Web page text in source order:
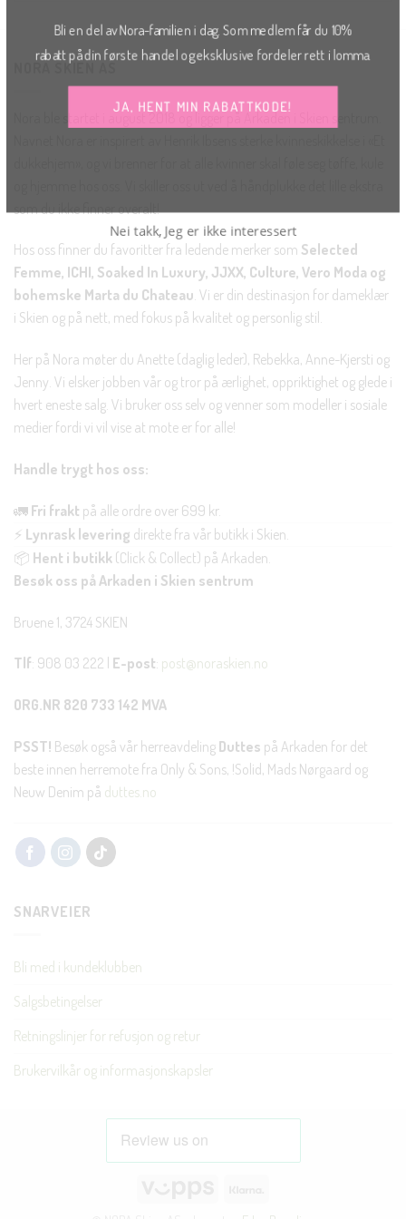
NORA SKIEN AS
Nora ble startet i august 2018 og ligger på Arkaden i Skien sentrum.
som du ikke finner overalt!
Hos oss finner du favoritter fra ledende merker som Selected
Femme, ICHI, Soaked In Luxury, JJXX, Culture, Vero Moda og
bohemske Marta du Chateau. Vi er din destinasjon for dameklær
i Skien og på nett, med fokus på kvalitet og personlig stil.
Her på Nora møter du Anette (daglig leder), Rebekka, Anne-Kjersti og
Jenny. Vi elsker jobben vår og tror på ærlighet, oppriktighet og glede i
hvert eneste salg. Vi bruker oss selv og venner som modeller i sosiale
medier fordi vi vil vise at mote er for alle!
Handle trygt hos oss:
🚛 Fri frakt på alle ordre over 699 kr.
⚡ Lynrask levering direkte fra vår butikk i Skien.
📦 Hent i butikk (Click & Collect) på Arkaden.
Besøk oss på Arkaden i Skien sentrum
Bruene 1, 3724 SKIEN
Tlf: 908 03 222 | E-post: post@noraskien.no
ORG.NR 820 733 142 MVA
PSST! Besøk også vår herreavdeling Duttes på Arkaden for det
beste innen herremote fra Only & Sons, !Solid, Mads Nørgaard og
Neuw Denim på duttes.no
SNARVEIER
Bli med i kundeklubben
Salgsbetingelser
Retningslinjer for refusjon og retur
Brukervilkår og informasjonskapsler
Bli en del av Nora-familien i dag. Som medlem får du 10%
rabatt på din første handel og eksklusive fordeler rett i lomma.
JA, HENT MIN RABATTKODE!
Nei takk, Jeg er ikke interessert